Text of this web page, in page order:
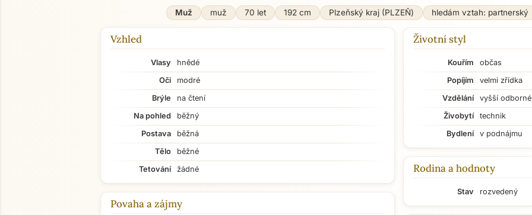
Muž muž 70 let 192 cm Plzeňský kraj (PLZEŇ) hledám vztah: partnerský
Vzhled
Vlasy
hnědé
Oči
modré
Brýle
na čtení
Na pohled
běžný
Postava
běžná
Tělo
běžné
Tetování
žádné
Povaha a zájmy
Životní styl
Kouřím
občas
Popíjím
velmi zřídka
Vzdělání
vyšší odborné
Živobytí
technik
Bydlení
v podnájmu
Rodina a hodnoty
Stav rozvedený